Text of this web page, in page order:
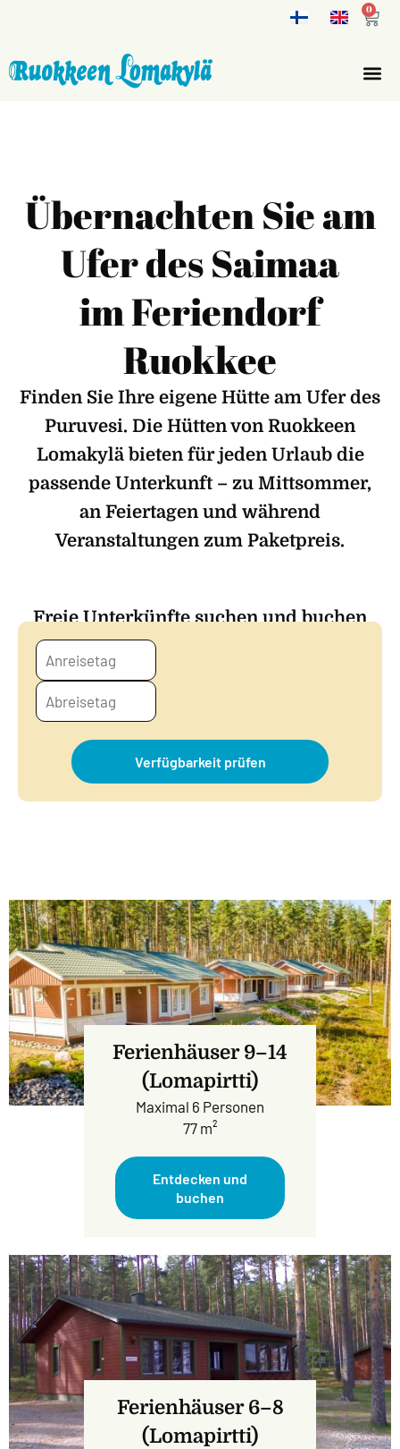
0
Übernachten Sie am
Ufer des Saimaa
im Feriendorf
Ruokkee
Finden Sie Ihre eigene Hütte am Ufer des
Puruvesi. Die Hütten von Ruokkeen
Lomakylä bieten für jeden Urlaub die
passende Unterkunft – zu Mittsommer,
an Feiertagen und während
Veranstaltungen zum Paketpreis.
Freie Unterkünfte suchen und buchen
Verfügbarkeit prüfen
Ferienhäuser 9–14
(Lomapirtti)
Maximal 6 Personen
77 m²
Entdecken und
buchen
Ferienhäuser 6–8
(Lomapirtti)